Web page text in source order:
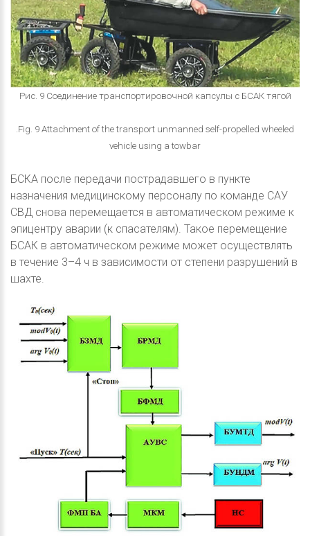
Рис. 9 Соединение транспортировочной капсулы с БСАК тягой
.Fig. 9 Attachment of the transport unmanned self-propelled wheeled
vehicle using a towbar
БСКА после передачи пострадавшего в пункте
назначения медицинскому персоналу по команде САУ
СВД снова перемещается в автоматическом режиме к
эпицентру аварии (к спасателям). Такое перемещение
БСАК в автоматическом режиме может осуществлять
в течение 3–4 ч в зависимости от степени разрушений в
шахте.